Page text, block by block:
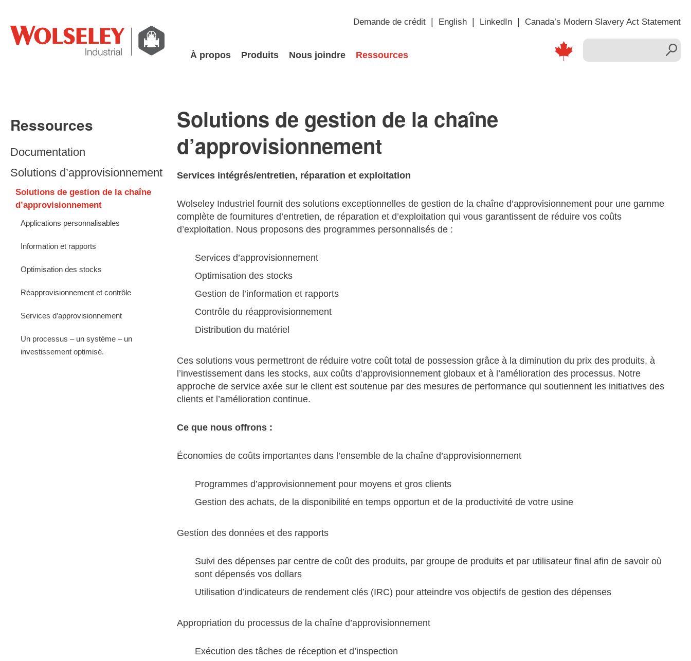
Demande de crédit English LinkedIn Canada’s Modern Slavery Act Statement
À propos Produits Nous joindre Ressources
Ressources
Documentation
Solutions d’approvisionnement
Solutions de gestion de la chaîne
d’approvisionnement
Applications personnalisables
Information et rapports
Optimisation des stocks
Réapprovisionnement et contrôle
Services d’approvisionnement
Un processus – un système – un
investissement optimisé.
Solutions de gestion de la chaîne
d’approvisionnement
Services intégrés/entretien, réparation et exploitation
Wolseley Industriel fournit des solutions exceptionnelles de gestion de la chaîne d’approvisionnement pour une gamme
complète de fournitures d’entretien, de réparation et d’exploitation qui vous garantissent de réduire vos coûts
d’exploitation. Nous proposons des programmes personnalisés de :
Services d’approvisionnement
Optimisation des stocks
Gestion de l’information et rapports
Contrôle du réapprovisionnement
Distribution du matériel
Ces solutions vous permettront de réduire votre coût total de possession grâce à la diminution du prix des produits, à
l’investissement dans les stocks, aux coûts d’approvisionnement globaux et à l’amélioration des processus. Notre
approche de service axée sur le client est soutenue par des mesures de performance qui soutiennent les initiatives des
clients et l’amélioration continue.
Ce que nous offrons :
Économies de coûts importantes dans l’ensemble de la chaîne d’approvisionnement
Programmes d’approvisionnement pour moyens et gros clients
Gestion des achats, de la disponibilité en temps opportun et de la productivité de votre usine
Gestion des données et des rapports
Suivi des dépenses par centre de coût des produits, par groupe de produits et par utilisateur final afin de savoir où
sont dépensés vos dollars
Utilisation d’indicateurs de rendement clés (IRC) pour atteindre vos objectifs de gestion des dépenses
Appropriation du processus de la chaîne d’approvisionnement
Exécution des tâches de réception et d’inspection